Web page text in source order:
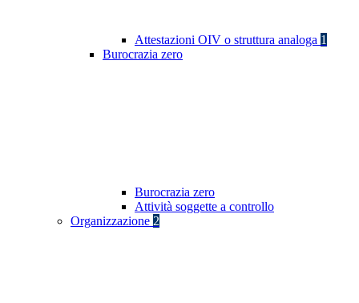
Attestazioni OIV o struttura analoga 1
Burocrazia zero
Burocrazia zero
Attività soggette a controllo
Organizzazione 2